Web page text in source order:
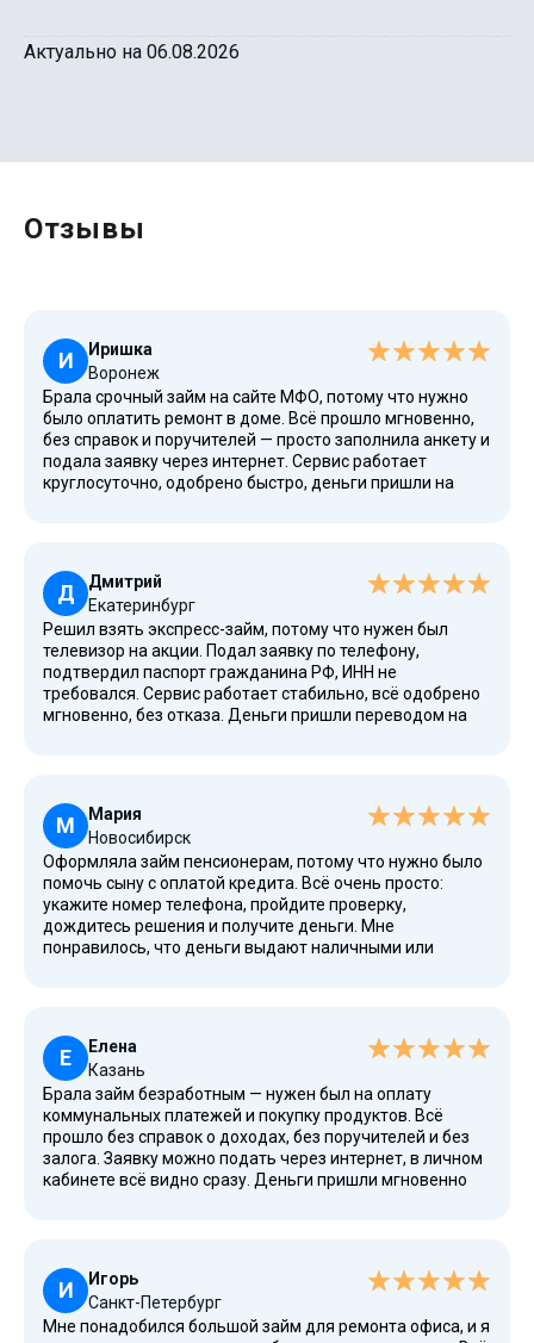
Актуально на 06.08.2026
Отзывы
И
Иришка
Воронеж
Брала срочный займ на сайте МФО, потому что нужно
было оплатить ремонт в доме. Всё прошло мгновенно,
без справок и поручителей — просто заполнила анкету и
подала заявку через интернет. Сервис работает
круглосуточно, одобрено быстро, деньги пришли на
заранее, всё просто и прозрачно, без скрытых условий.
Д
Дмитрий
Екатеринбург
Решил взять экспресс-займ, потому что нужен был
телевизор на акции. Подал заявку по телефону,
подтвердил паспорт гражданина РФ, ИНН не
требовался. Сервис работает стабильно, всё одобрено
мгновенно, без отказа. Деньги пришли переводом на
честно использует данные и хранит их по правилам ЦБ
РФ.
М
Мария
Новосибирск
Оформляла займ пенсионерам, потому что нужно было
помочь сыну с оплатой кредита. Всё очень просто:
укажите номер телефона, пройдите проверку,
дождитесь решения и получите деньги. Мне
понравилось, что деньги выдают наличными или
особенно для новых клиентов. Компания является
надёжной, состоит в реестре МФО России и имеет
рейтинг выше среднего.
Е
Елена
Казань
Брала займ безработным — нужен был на оплату
коммунальных платежей и покупку продуктов. Всё
прошло без справок о доходах, без поручителей и без
залога. Заявку можно подать через интернет, в личном
кабинете всё видно сразу. Деньги пришли мгновенно
можно оформить рефинансирование и избежать
проблем.
И
Игорь
Санкт-Петербург
Мне понадобился большой займ для ремонта офиса, и я